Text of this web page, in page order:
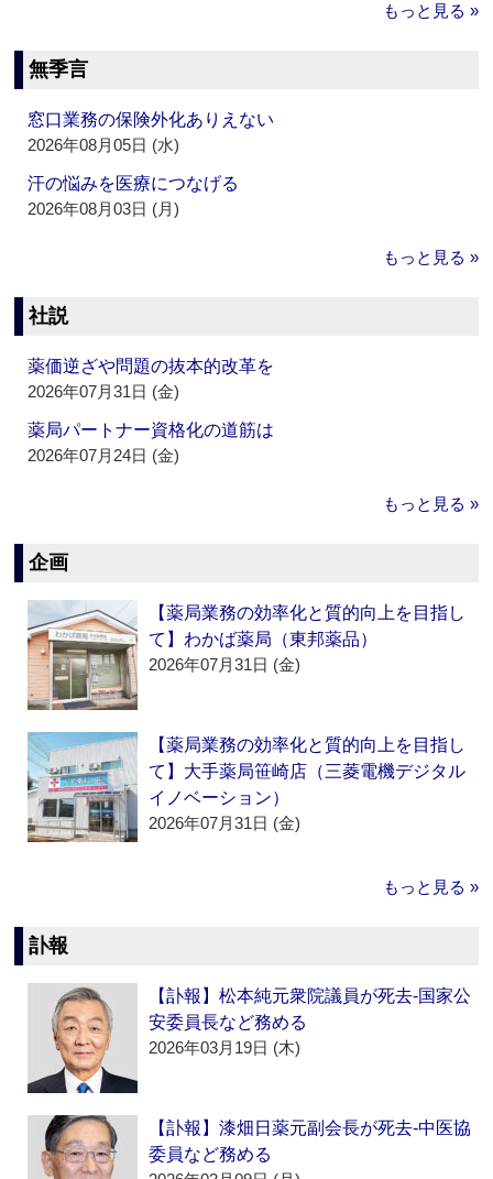
もっと見る »
無季言
窓口業務の保険外化ありえない
2026年08月05日 (水)
汗の悩みを医療につなげる
2026年08月03日 (月)
もっと見る »
社説
薬価逆ざや問題の抜本的改革を
2026年07月31日 (金)
薬局パートナー資格化の道筋は
2026年07月24日 (金)
もっと見る »
企画
【薬局業務の効率化と質的向上を目指し
て】わかば薬局（東邦薬品）
2026年07月31日 (金)
【薬局業務の効率化と質的向上を目指し
て】大手薬局笹崎店（三菱電機デジタル
イノベーション）
2026年07月31日 (金)
もっと見る »
訃報
【訃報】松本純元衆院議員が死去‐国家公
安委員長など務める
2026年03月19日 (木)
【訃報】漆畑日薬元副会長が死去‐中医協
委員など務める